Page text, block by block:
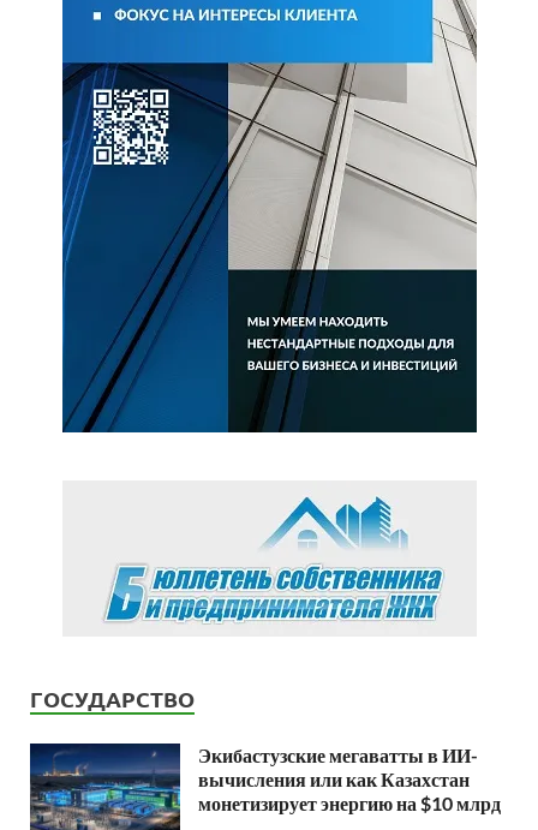
ГОСУДАРСТВО
Экибастузские мегаватты в ИИ-
вычисления или как Казахстан
монетизирует энергию на $10 млрд